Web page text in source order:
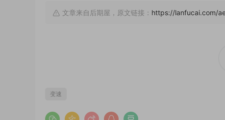
文章来自后期屋，原文链接： https://lanfucai.com/
变速